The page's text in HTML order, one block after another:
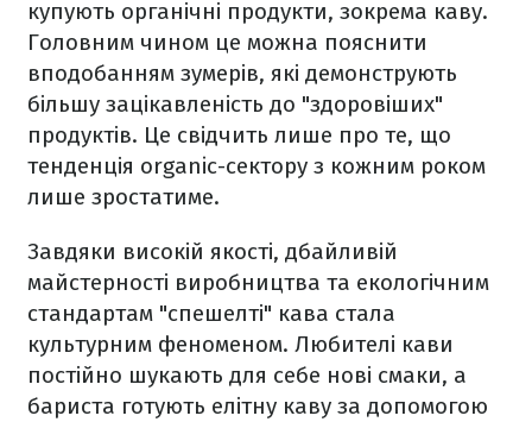
купують органічні продукти, зокрема каву.
Головним чином це можна пояснити
вподобанням зумерів, які демонструють
більшу зацікавленість до "здоровіших"
продуктів. Це свідчить лише про те, що
тенденція organic-сектору з кожним роком
лише зростатиме.
Завдяки високій якості, дбайливій
майстерності виробництва та екологічним
стандартам "спешелті" кава стала
культурним феноменом. Любителі кави
постійно шукають для себе нові смаки, а
бариста готують елітну каву за допомогою